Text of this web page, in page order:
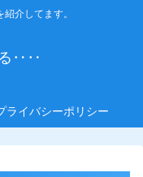
介してます。
る‥‥
ライバシーポリシー